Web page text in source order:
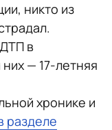
никто из
в
— 17-летняя
хронике и
разделе